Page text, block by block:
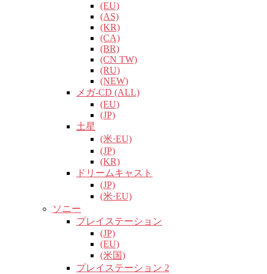
(EU)
(AS)
(KR)
(CA)
(BR)
(CN TW)
(RU)
(NEW)
メガ-CD (ALL)
(EU)
(JP)
土星
(米·EU)
(JP)
(KR)
ドリームキャスト
(JP)
(米·EU)
ソニー
プレイステーション
(JP)
(EU)
(米国)
プレイステーション 2